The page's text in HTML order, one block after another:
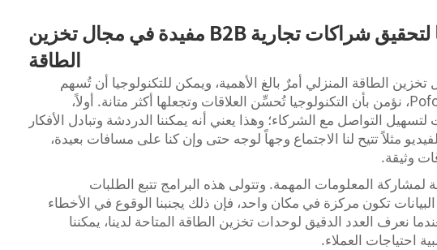
كيفية استخدام التكنولوجيا لتحقيق شراكات تجارية B2B مفيدة في مجال تخزين
الطاقة
الطاقة المنزلي أمرٌ بالغ الأهمية، ويمكن للتكنولوجيا أن تُسهم
بشكل كبير في ذلك. ففي شركة Poforce، نؤمن بأن التكنولوجيا تُحسِّن العلاقات وتجعلها أكثر متانة. أولاً،
التواصل مع الشركاء؛ وهذا يعني أنه يمكننا الدردشة وتبادل الأفكار
مثلاً تتيح لنا الاجتماع وجهاً لوجه حتى وإن كنا على مسافات بعيدة،
وثيقة.
لمشاركة المعلومات المهمة. وتتولى هذه البرامج تتبع الطلبات
تكون مركزة في مكان واحد، فإن ذلك يجنبنا الوقوع في الأخطاء
نعرف العدد الدقيق لوحدات تخزين الطاقة المتاحة لدينا، يمكننا
احتياجات العملاء.